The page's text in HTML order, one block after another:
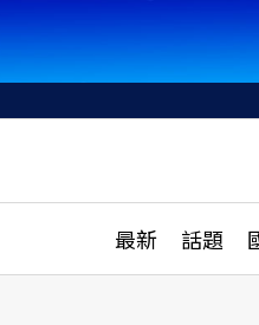
最新 話題
活動